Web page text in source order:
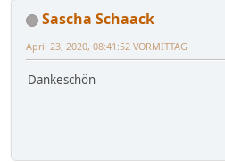
Sascha Schaack
April 23, 2020, 08:41:52 VORMITTAG
Dankeschön